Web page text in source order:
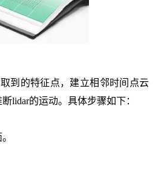
取到的特征点，建立相邻时间点云
lidar的运动。具体步骤如下：